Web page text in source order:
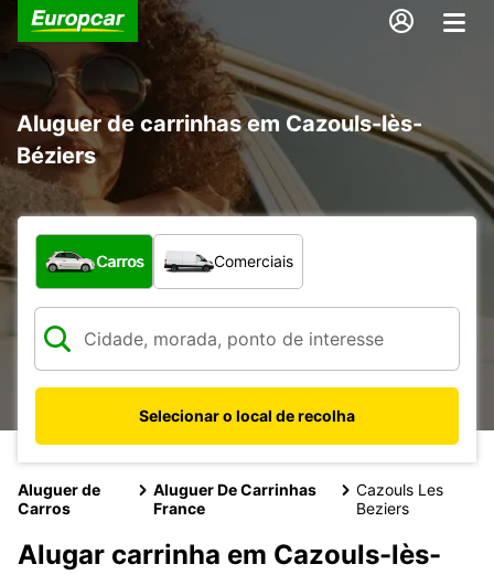
Aluguer de carrinhas em Cazouls-lès-
Béziers
Que tipo de veículo pretende?
Carros Comerciais
Selecionar o local de recolha
Aluguer de
Carros
Aluguer De Carrinhas
France
Cazouls Les
Beziers
Alugar carrinha em Cazouls-lès-